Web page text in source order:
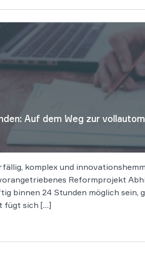
Auf dem Weg zur
komplex und
Reformprojekt
binnen 24 Stunden möglich sein,
fügt sich […]